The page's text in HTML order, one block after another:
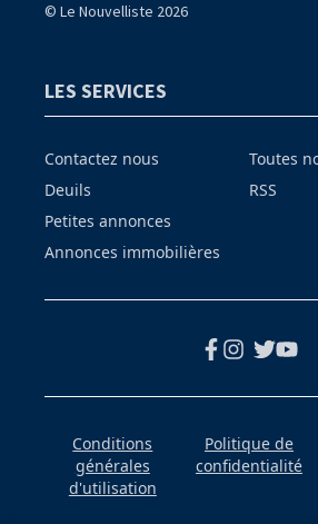
© Le Nouvelliste 2026
LES SERVICES
Contactez nous
Deuils
Petites annonces
Annonces immobilières
Toutes
RSS
Conditions
générales
d'utilisation
Politique de
confidentialité